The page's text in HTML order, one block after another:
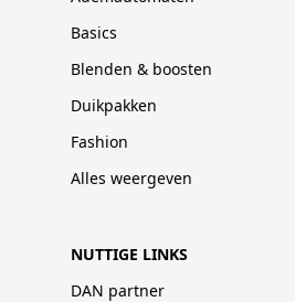
Basics
Blenden & boosten
Duikpakken
Fashion
Alles weergeven
NUTTIGE LINKS
DAN partner